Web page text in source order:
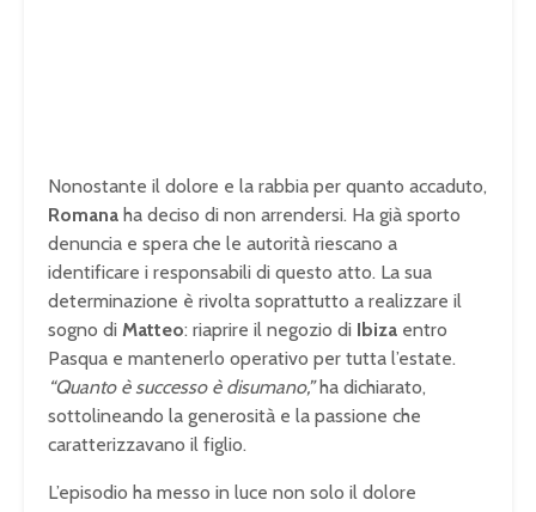
Nonostante il dolore e la rabbia per quanto accaduto,
Romana ha deciso di non arrendersi. Ha già sporto
denuncia e spera che le autorità riescano a
identificare i responsabili di questo atto. La sua
determinazione è rivolta soprattutto a realizzare il
sogno di Matteo: riaprire il negozio di Ibiza entro
Pasqua e mantenerlo operativo per tutta l’estate.
“Quanto è successo è disumano,”ha dichiarato,
sottolineando la generosità e la passione che
caratterizzavano il figlio.
L’episodio ha messo in luce non solo il dolore